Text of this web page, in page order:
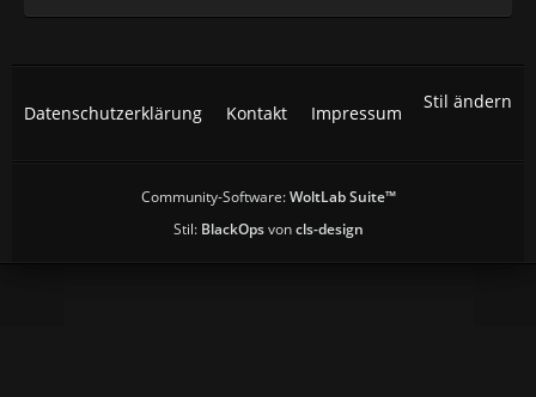
Stil ändern
Datenschutzerklärung Kontakt Impressum
Community-Software:WoltLab Suite™
Stil: BlackOpsvoncls-design